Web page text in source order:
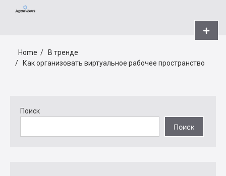
JRGADVISORS.NET
Home
В тренде
Как организовать виртуальное рабочее пространство
Поиск
Поиск